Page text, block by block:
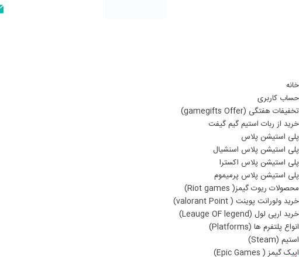
خانه
حساب کاربری
تخفیفات هفتگی (gamegifts Offer)
خرید از ربات استیم گیم گیفت
پلی استیشن پلاس
پلی استیشن پلاس اسنشیال
پلی استیشن پلاس اکسترا
پلی استیشن پلاس پرمیموم
محصولات ریوت گیمز( Riot games)
خرید ولورانت پوینت ( valorant Point)
خرید ارپی لول (Leauge OF legend)
انواع پلتفرم ها (Platforms)
استیم (Steam)
اپیک گیمز ( Epic Games)